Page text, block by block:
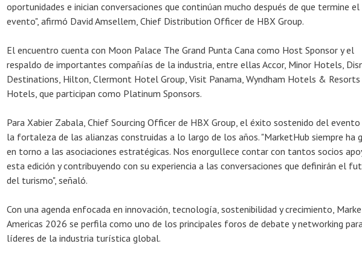
oportunidades e inician conversaciones que continúan mucho después de que termine el
evento", afirmó David Amsellem, Chief Distribution Officer de HBX Group.
El encuentro cuenta con Moon Palace The Grand Punta Cana como Host Sponsor y el
respaldo de importantes compañías de la industria, entre ellas Accor, Minor Hotels,
Destinations, Hilton, Clermont Hotel Group, Visit Panama, Wyndham Hotels & Resorts
Hotels, que participan como Platinum Sponsors.
Para Xabier Zabala, Chief Sourcing Officer de HBX Group, el éxito sostenido del
la fortaleza de las alianzas construidas a lo largo de los años. "MarketHub siempre ha
en torno a las asociaciones estratégicas. Nos enorgullece contar con tantos socios
esta edición y contribuyendo con su experiencia a las conversaciones que definirán el
del turismo", señaló.
Con una agenda enfocada en innovación, tecnología, sostenibilidad y crecimiento,
Americas 2026 se perfila como uno de los principales foros de debate y networking
líderes de la industria turística global.